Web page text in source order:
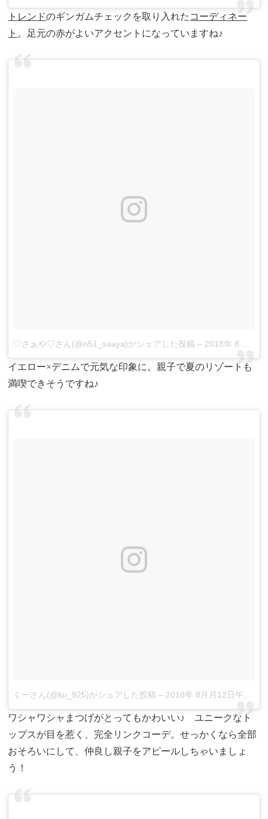
トレンドのギンガムチェックを取り入れた コーディネー
ト 。足元の赤がよいアクセントになっていますね♪
♡さぁや♡さん(@n51_saaya)がシェアした投稿 – 2018年 8月月15日午後8時18分PDT
イエロー×デニムで元気な印象に。親子で夏のリゾートも
満喫できそうですね♪
くーさん(@ku_925)がシェアした投稿 – 2018年 8月月12日午前6時42分PDT
ワシャワシャまつげがとってもかわいい♪ ユニークなト
ップスが目を惹く、完全リンクコーデ。せっかくなら全部
おそろいにして、仲良し親子をアピールしちゃいましょ
う！